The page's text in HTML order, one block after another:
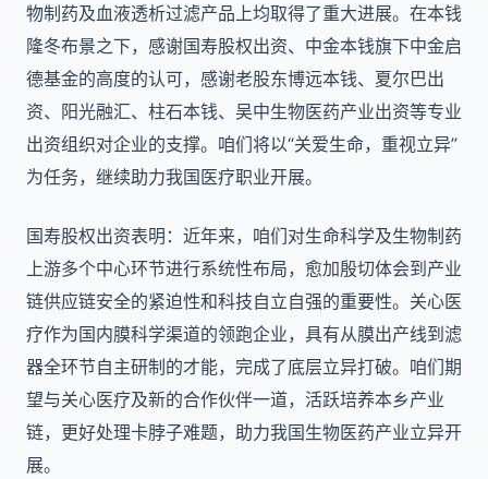
物制药及血液透析过滤产品上均取得了重大进展。在本钱
隆冬布景之下，感谢国寿股权出资、中金本钱旗下中金启
德基金的高度的认可，感谢老股东博远本钱、夏尔巴出
资、阳光融汇、柱石本钱、吴中生物医药产业出资等专业
出资组织对企业的支撑。咱们将以“关爱生命，重视立异”
为任务，继续助力我国医疗职业开展。
国寿股权出资表明：近年来，咱们对生命科学及生物制药
上游多个中心环节进行系统性布局，愈加殷切体会到产业
链供应链安全的紧迫性和科技自立自强的重要性。关心医
疗作为国内膜科学渠道的领跑企业，具有从膜出产线到滤
器全环节自主研制的才能，完成了底层立异打破。咱们期
望与关心医疗及新的合作伙伴一道，活跃培养本乡产业
链，更好处理卡脖子难题，助力我国生物医药产业立异开
展。